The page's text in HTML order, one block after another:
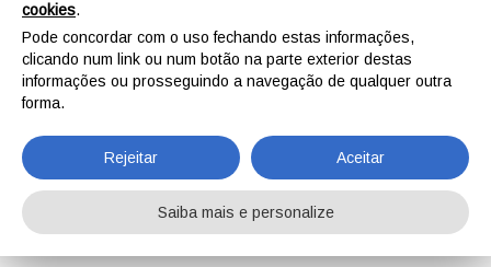
cookies.
Pode concordar com o uso fechando estas informações,
clicando num link ou num botão na parte exterior destas
informações ou prosseguindo a navegação de qualquer outra
forma.
Rejeitar Aceitar
Saiba mais e personalize